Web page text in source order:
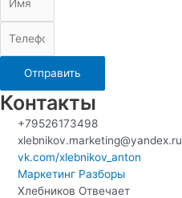
Отправить
Контакты
+79526173498
xlebnikov.marketing@yandex.ru
vk.com/xlebnikov_anton
Маркетинг Разборы
Хлебников Отвечает